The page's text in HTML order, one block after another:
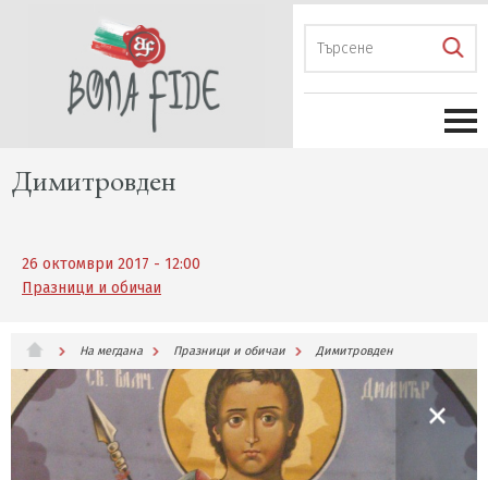
Димитровден
26 октомври 2017 - 12:00
Празници и обичаи
На мегдана Празници и обичаи Димитровден